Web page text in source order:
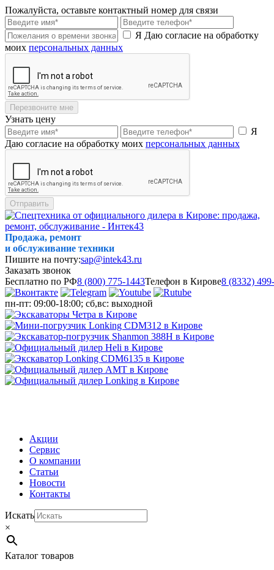
Пожалуйста, оставьте контактный номер для связи
Я Даю согласие на обработку
моих персональных данных
Перезвоните мне
Узнать цену
Я
Даю согласие на обработку моих персональных данных
Отправить
Продажа, ремонт
и обслуживание техники
Пишите на почту:sap@intek43.ru
Заказать звонок
Бесплатно по РФ8 (800) 775-1443Телефон в Кирове8 (8332)
пн-пт: 09:00-18:00; сб,вс: выходной
Акции
Сервис
О компании
Статьи
Новости
Контакты
Искать
×
Каталог товаров